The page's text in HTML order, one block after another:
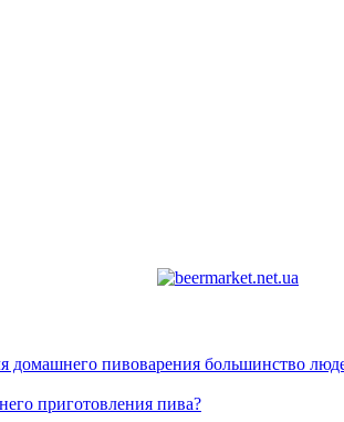
домашнего пивоварения большинство
приготовления пива?